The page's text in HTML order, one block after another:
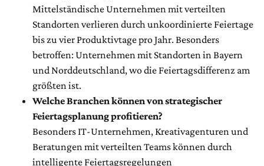
Mittelständische Unternehmen mit verteilten
Standorten verlieren durch unkoordinierte Feiertage
bis zu vier Produktivtage pro Jahr. Besonders
betroffen: Unternehmen mit Standorten in Bayern
und Norddeutschland, wo die Feiertagsdifferenz am
größten ist.
Welche Branchen können von strategischer
Feiertagsplanung profitieren?
Besonders IT-Unternehmen, Kreativagenturen und
Beratungen mit verteilten Teams können durch
intelligente Feiertagsregelungen